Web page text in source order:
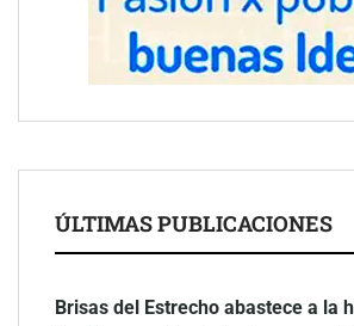
ÚLTIMAS PUBLICACIONES
Brisas del Estrecho abastece a la